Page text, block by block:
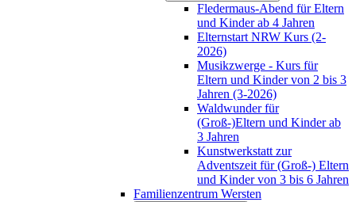
Fledermaus-Abend für Eltern
und Kinder ab 4 Jahren
Elternstart NRW Kurs (2-
2026)
Musikzwerge - Kurs für
Eltern und Kinder von 2 bis 3
Jahren (3-2026)
Waldwunder für
(Groß-)Eltern und Kinder ab
3 Jahren
Kunstwerkstatt zur
Adventszeit für (Groß-) Eltern
und Kinder von 3 bis 6 Jahren
Familienzentrum Wersten